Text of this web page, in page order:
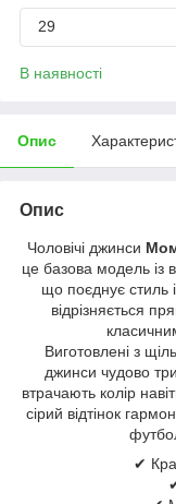
29
В наявності
Опис
Опис
Чоловічі джинси
це базова модель із
що поєднує стиль
відрізняється
Виготовлені з
джинси чудово
втрачають колір
сірий відтінок
✔